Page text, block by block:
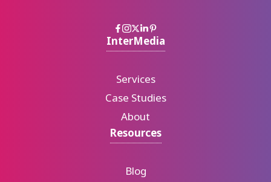
InterMedia
Services
Case Studies
About
Resources
Blog